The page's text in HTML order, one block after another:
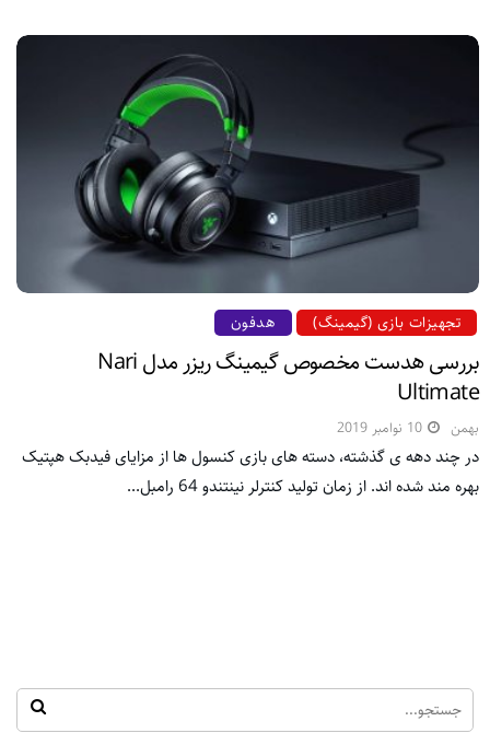
تجهیزات بازی (گیمینگ) هدفون
بررسی هدست مخصوص گیمینگ ریزر مدل Nari
Ultimate
بهمن 10 نوامبر 2019
در چند دهه ی گذشته، دسته های بازی کنسول ها از مزایای فیدبک هپتیک
بهره مند شده اند. از زمان تولید کنترلر نینتندو 64 رامبل...